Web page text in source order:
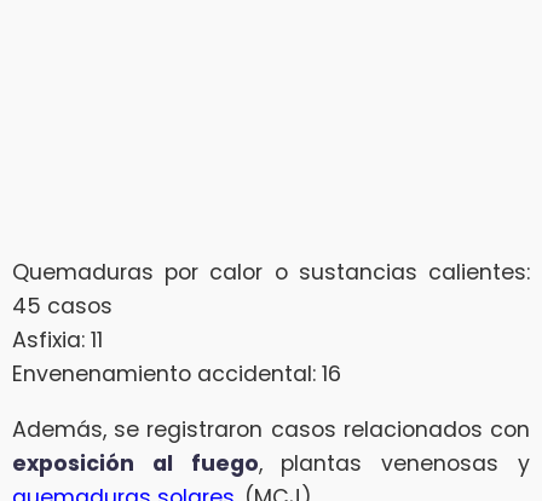
Quemaduras por calor o sustancias calientes:
45 casos
Asfixia: 11
Envenenamiento accidental: 16
Además, se registraron casos relacionados con
exposición al fuego, plantas venenosas y